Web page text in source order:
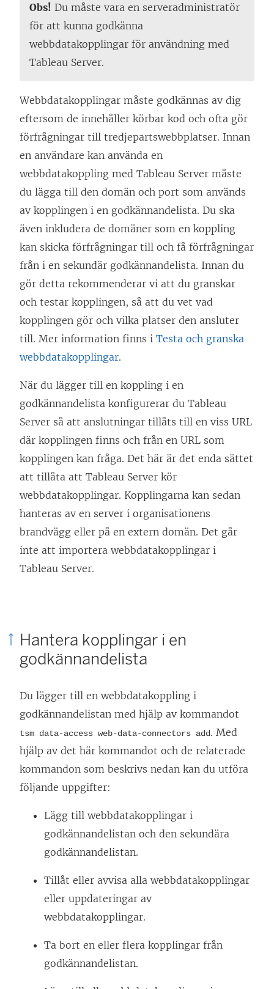
n
y
t
ö
n
s
t
e
r
)
Obs! Du måste vara en serveradministratör
för att kunna godkänna
webbdatakopplingar för användning med
Tableau Server.
Webbdatakopplingar måste godkännas av dig
eftersom de innehåller körbar kod och ofta gör
förfrågningar till tredjepartswebbplatser. Innan
en användare kan använda en
webbdatakoppling med Tableau Server måste
du lägga till den domän och port som används
av kopplingen i en godkännandelista. Du ska
även inkludera de domäner som en koppling
kan skicka förfrågningar till och få förfrågningar
från i en sekundär godkännandelista. Innan du
gör detta rekommenderar vi att du granskar
och testar kopplingen, så att du vet vad
kopplingen gör och vilka platser den ansluter
till. Mer information finns i Testa och granska
webbdatakopplingar.
När du lägger till en koppling i en
godkännandelista konfigurerar du Tableau
Server så att anslutningar tillåts till en viss URL
där kopplingen finns och från en URL som
kopplingen kan fråga. Det här är det enda sättet
att tillåta att Tableau Server kör
webbdatakopplingar. Kopplingarna kan sedan
hanteras av en server i organisationens
brandvägg eller på en extern domän. Det går
inte att importera webbdatakopplingar i
Tableau Server.
Hantera kopplingar i en
godkännandelista
Du lägger till en webbdatakoppling i
godkännandelistan med hjälp av kommandot
tsm data-access web-data-connectors add. Med
hjälp av det här kommandot och de relaterade
kommandon som beskrivs nedan kan du utföra
följande uppgifter:
Lägg till webbdatakopplingar i
godkännandelistan och den sekundära
godkännandelistan.
Tillåt eller avvisa alla webbdatakopplingar
eller uppdateringar av
webbdatakopplingar.
Ta bort en eller flera kopplingar från
godkännandelistan.